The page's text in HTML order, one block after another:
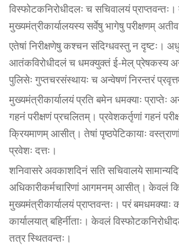
विस्फोटकनिरोधीदलः च सचिवालयं
मुख्यमंत्रीकार्यालयस्य सर्वेषु भागेषु परीक्षणम्
एतेषां निरीक्षणेषु कश्चन संदिग्धवस्तु न दृष्टः।
आतंकविरोधीदलं च धमक्युक्तं ई-मेल् प्रेषकस्य
पुलिसेः गुप्तचरसंस्थायः च अन्वेषणं निरन्तरं
मुख्यमंत्रीकार्यालयं प्रति बमेन धमक्याः प्राप्तेः
गहनं परीक्षणं प्रचलितम्। प्रवेशकर्तृणां गहनं
क्रियमाणम् आसीत्। तेषां पृष्ठपेटिकायाः
प्रवेशः दत्तः।
शनिवासरे अवकाशदिनं सति सचिवालये
अधिकारीकर्मचारिणां आगमनम् आसीत्। केवलं
मुख्यमंत्रीकार्यालयं प्राप्तवन्तः। परं
कार्यालयात् बहिर्नीताः। केवलं
तत्र स्थितवन्तः।